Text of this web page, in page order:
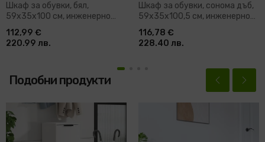
Шкаф за обувки, бял,
59x35x100 см, инженерно
дърво
112,99 €
220.99 лв.
Шкаф за обувки, сонома дъб,
59x35x100,5 см, инженерно
дърво
116,78 €
228.40 лв.
Подобни продукти